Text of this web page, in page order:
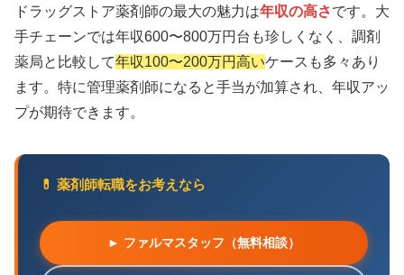
ドラッグストア薬剤師の最大の魅力は年収の高さです。大
手チェーンでは年収600〜800万円台も珍しくなく、調剤
薬局と比較して年収100〜200万円高いケースも多々あり
ます。特に管理薬剤師になると手当が加算され、年収アッ
プが期待できます。
💊 薬剤師転職をお考えなら
► ファルマスタッフ（無料相談）